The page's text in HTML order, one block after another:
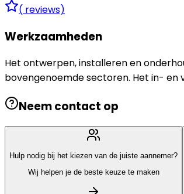
( reviews)
Werkzaamheden
Het ontwerpen, installeren en
bovengenoemde sectoren. Het in- en
Neem contact op
Hulp nodig bij het kiezen van de juiste aannemer?
Wij helpen je de beste keuze te maken